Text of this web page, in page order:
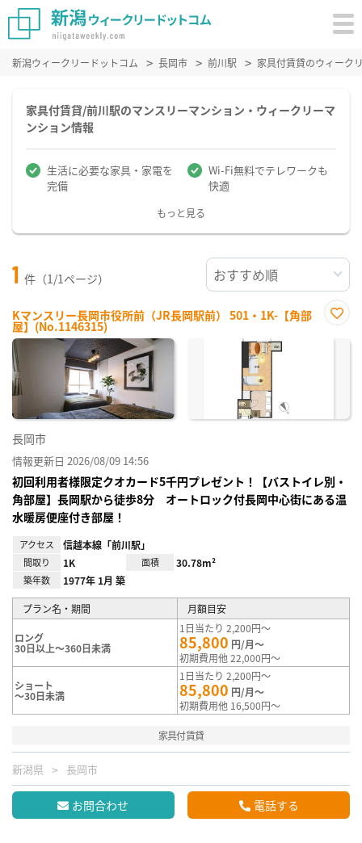
新潟ウィークリードットコム 長岡市 前川駅 家具付賃貸のウィーク
家具付賃貸/前川駅のマンスリーマンション・ウィークリーマ
ンション情報
生活に必要な家具・家電を
完備
Wi-Fi無料でテレワークも
快適
もっと見る
1 件（1/1ページ）
Kマンスリー長岡市役所前（JR長岡駅前） 501・1K-【角部
屋】(No.1146315)
に入
長岡市
情報更新日 2026/08/09 14:56
初回利用者様限定クオカード5千円プレゼント！【バストイレ別・
角部屋】長岡駅から徒歩8分 オートロック付長岡中心街にある温
水暖房便座付き部屋！
アクセス 信越本線「前川駅」
間取り 1K 面積 30.78m²
築年数 1977年 1月 築
プラン名・期間 月額目安
ロング
30日以上～360日未満
1日当たり 2,200円～
85,800 円/月～
初期費用他 22,000円～
ショート
～30日未満
1日当たり 2,200円～
85,800 円/月～
初期費用他 16,500円～
家具付賃貸
新潟県 長岡市
お問合わせ 電話する